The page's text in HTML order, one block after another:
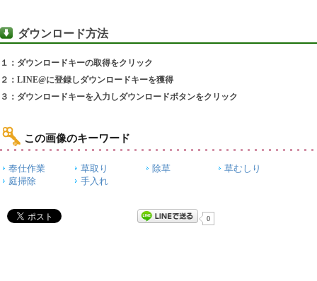
ダウンロード方法
１：ダウンロードキーの取得をクリック
２：LINE@に登録しダウンロードキーを獲得
３：ダウンロードキーを入力しダウンロードボタンをクリック
この画像のキーワード
奉仕作業 草取り 除草
草むしり
庭掃除
手入れ
0